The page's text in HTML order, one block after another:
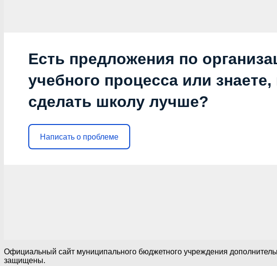
Есть предложения по
учебного процесса или знаете,
сделать школу лучше?
Написать о проблеме
Официальный сайт муниципального бюджетного учреждения
защищены.